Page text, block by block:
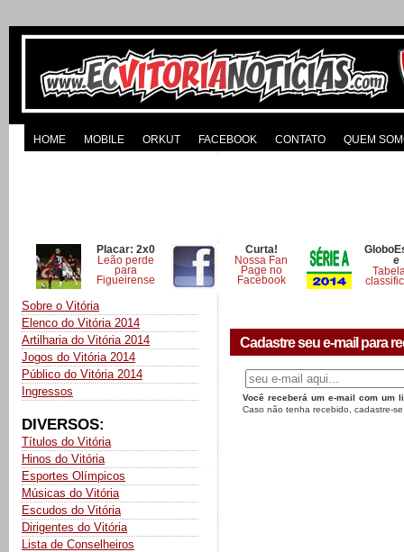
HOME MOBILE ORKUT FACEBOOK CONTATO QUEM
Placar: 2x0
Leão perde
para
Figueirense
Curta!
Nossa Fan
Page no
Facebook
e
Sobre o Vitória
Elenco do Vitória 2014
Artilharia do Vitória 2014
Jogos do Vitória 2014
Público do Vitória 2014
Ingressos
DIVERSOS:
Títulos do Vitória
Hinos do Vitória
Esportes Olímpicos
Músicas do Vitória
Escudos do Vitória
Dirigentes do Vitória
Lista de Conselheiros
Cadastre seu e-mail para
Você receberá um e-mail com um
Caso não tenha recebido, cadastre-